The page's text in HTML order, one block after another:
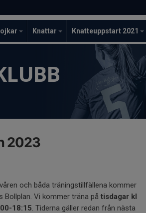
Knattar Knatteuppstart 2021
2023
och båda träningstillfällena kommer
Bollplan. Vi kommer träna på tisdagar kl
18:15. Tiderna gäller redan från nästa